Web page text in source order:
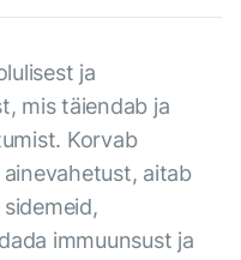
ja
mis täiendab ja
Korvab
aitab
immuunsust ja